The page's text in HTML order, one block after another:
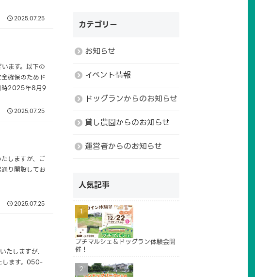
2025.07.25
ます。以下の
確保のためド
時2025年8月9
2025.07.25
しますが、ご
り開設してお
2025.07.25
しますが、
します。050-
カテゴリー
お知らせ
イベント情報
ドッグランからのお知らせ
貸し農園からのお知らせ
運営者からのお知らせ
人気記事
プチマルシェ＆ドッグラン体験会開
催！